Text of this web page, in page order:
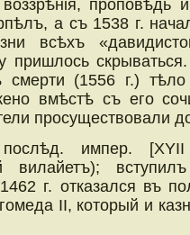
проповѣдь
а съ 1538 г.
всѣхъ
пришлось
смерти (1556 г.) тѣло
вмѣстѣ съ его
просуществовали
послѣд. импер.
вилайетъ);
г. отказался въ
II, который и